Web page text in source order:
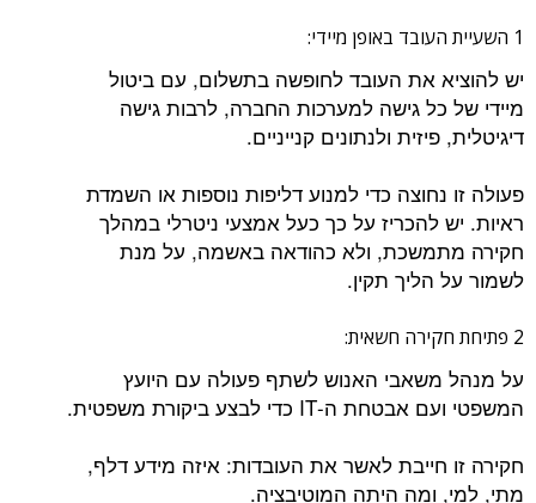
1 השעיית העובד באופן מיידי:
יש להוציא את העובד לחופשה בתשלום, עם ביטול
מיידי של כל גישה למערכות החברה, לרבות גישה
דיגיטלית, פיזית ולנתונים קנייניים.
פעולה זו נחוצה כדי למנוע דליפות נוספות או השמדת
ראיות. יש להכריז על כך כעל אמצעי ניטרלי במהלך
חקירה מתמשכת, ולא כהודאה באשמה, על מנת
לשמור על הליך תקין.
2 פתיחת חקירה חשאית:
על מנהל משאבי האנוש לשתף פעולה עם היועץ
המשפטי ועם אבטחת ה-IT כדי לבצע ביקורת משפטית.
חקירה זו חייבת לאשר את העובדות: איזה מידע דלף,
מתי, למי, ומה היתה המוטיבציה.